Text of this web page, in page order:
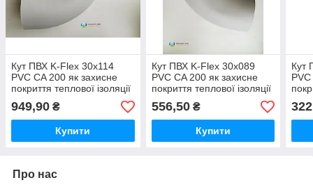
Кут ПВХ K-Flex 30x114
PVC CA 200 як захисне
покриття теплової ізоляції
всередині приміщення.
949,90 ₴
Купити
Кут ПВХ K-Flex 30x089
PVC CA 200 як захисне
покриття теплової ізоляції
всередині приміщення.
556,50₴
Купити
Кут
Про нас